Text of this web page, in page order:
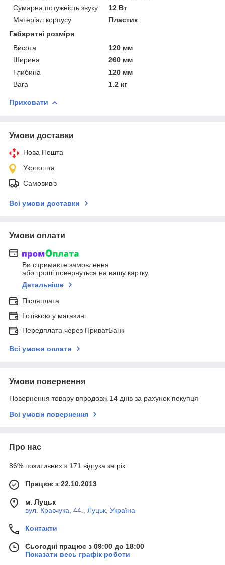
Сумарна потужність звуку
12 Вт
Матеріал корпусу
Пластик
Габаритні розміри
Висота
120 мм
Ширина
260 мм
Глибина
120 мм
Вага
1.2 кг
Приховати
Умови доставки
Нова Пошта
Укрпошта
Самовивіз
Всі умови доставки
Умови оплати
Ви отримаєте замовлення
або гроші повернуться на вашу картку
Детальніше
Післяплата
Готівкою у магазині
Передплата через ПриватБанк
Всі умови оплати
Умови повернення
Повернення товару впродовж 14 днів за рахунок покупця
Всі умови повернення
Про нас
86% позитивних з 171 відгука за рік
Працює з 22.10.2013
м. Луцьк
вул. Кравчука, 44., Луцьк, Україна
Контакти
Сьогодні працює з 09:00 до 18:00
Показати весь графік роботи